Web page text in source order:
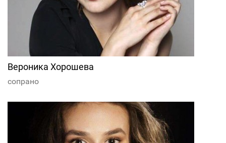
Вероника Хорошева
сопрано